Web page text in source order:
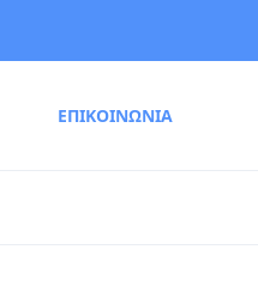
ΕΠΙΚΟΙΝΩΝΙΑ